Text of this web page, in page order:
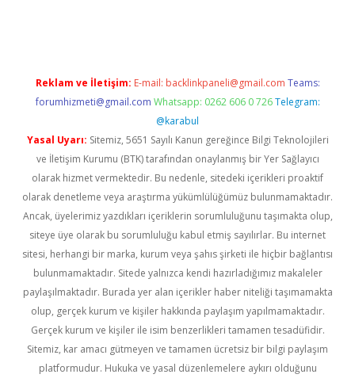
Reklam ve İletişim: E-mail: backlinkpaneli@gmail.com Teams:
forumhizmeti@gmail.com Whatsapp: 0262 606 0 726 Telegram:
@karabul
Yasal Uyarı: Sitemiz, 5651 Sayılı Kanun gereğince Bilgi Teknolojileri
ve İletişim Kurumu (BTK) tarafından onaylanmış bir Yer Sağlayıcı
olarak hizmet vermektedir. Bu nedenle, sitedeki içerikleri proaktif
olarak denetleme veya araştırma yükümlülüğümüz bulunmamaktadır.
Ancak, üyelerimiz yazdıkları içeriklerin sorumluluğunu taşımakta olup,
siteye üye olarak bu sorumluluğu kabul etmiş sayılırlar. Bu internet
sitesi, herhangi bir marka, kurum veya şahıs şirketi ile hiçbir bağlantısı
bulunmamaktadır. Sitede yalnızca kendi hazırladığımız makaleler
paylaşılmaktadır. Burada yer alan içerikler haber niteliği taşımamakta
olup, gerçek kurum ve kişiler hakkında paylaşım yapılmamaktadır.
Gerçek kurum ve kişiler ile isim benzerlikleri tamamen tesadüfidir.
Sitemiz, kar amacı gütmeyen ve tamamen ücretsiz bir bilgi paylaşım
platformudur. Hukuka ve yasal düzenlemelere aykırı olduğunu